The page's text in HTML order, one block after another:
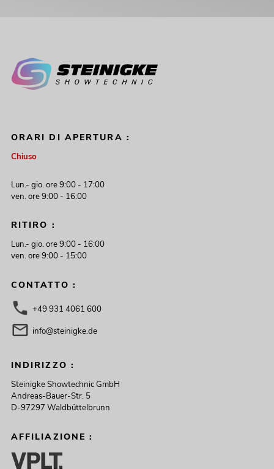
ORARI DI APERTURA :
Chiuso
Lun.- gio. ore 9:00 - 17:00
ven. ore 9:00 - 16:00
RITIRO :
Lun.- gio. ore 9:00 - 16:00
ven. ore 9:00 - 15:00
CONTATTO :
+49 931 4061 600
info@steinigke.de
INDIRIZZO :
Steinigke Showtechnic GmbH
Andreas-Bauer-Str. 5
D-97297 Waldbüttelbrunn
AFFILIAZIONE :